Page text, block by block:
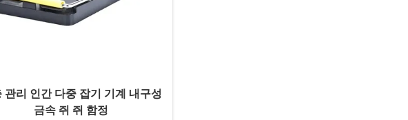
관리 인간 다중 잡기 기계 내구성
금속 쥐 쥐 함정